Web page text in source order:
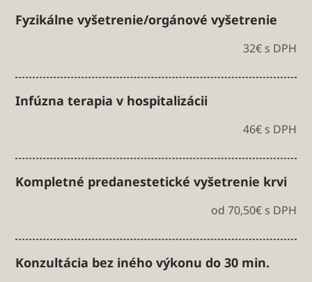
Fyzikálne vyšetrenie/orgánové vyšetrenie
32€ s DPH
Infúzna terapia v hospitalizácii
46€ s DPH
Kompletné predanestetické vyšetrenie krvi
od 70,50€ s DPH
Konzultácia bez iného výkonu do 30 min.